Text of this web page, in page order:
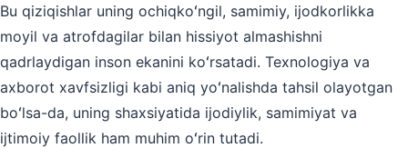
Bu qiziqishlar uning ochiqkoʻngil, samimiy, ijodkorlikka
moyil va atrofdagilar bilan hissiyot almashishni
qadrlaydigan inson ekanini koʻrsatadi. Texnologiya va
axborot xavfsizligi kabi aniq yoʻnalishda tahsil olayotgan
boʻlsa-da, uning shaxsiyatida ijodiylik, samimiyat va
ijtimoiy faollik ham muhim oʻrin tutadi.